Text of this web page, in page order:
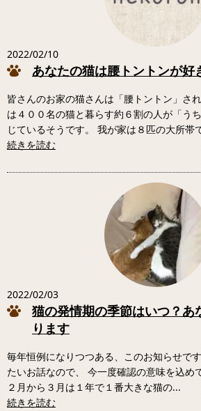
2022/02/10
あなたの猫は腰トントンが好
皆さんのお家の猫さんは「腰トントン」さ
は４００名の猫と暮らす約６割の人が「う
じているそうです。 我が家は８匹の大所帯
続きを読む
2022/02/03
猫の発情期の季節はいつ？
ります
毎年恒例になりつつある、このお知らせで
たいお話なので、 今一度確認の意味を込
２月から３月は１年で１番大きな猫の...
続きを読む